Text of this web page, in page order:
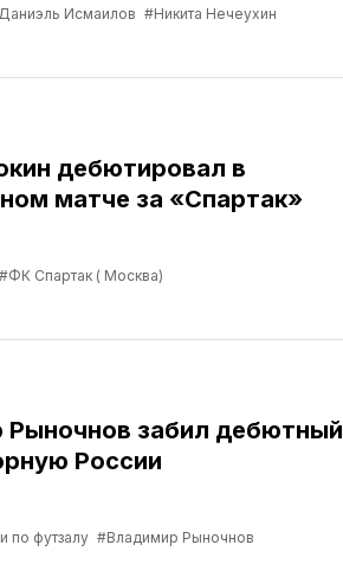
Исмаилов #Никита Нечеухин
дебютировал в
матче за «Спартак»
#ФК Спартак ( Москва)
Рыночнов забил дебютный
России
по футзалу #Владимир Рыночнов